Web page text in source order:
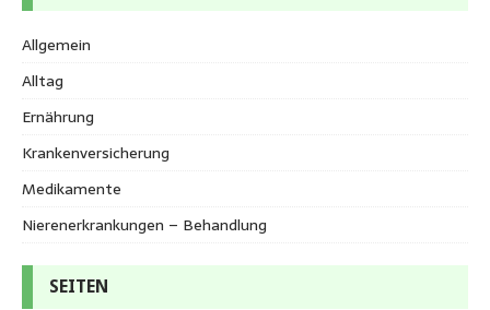
Allgemein
Alltag
Ernährung
Krankenversicherung
Medikamente
Nierenerkrankungen – Behandlung
SEITEN